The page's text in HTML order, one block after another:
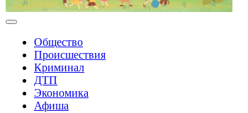
Общество
Происшествия
Криминал
ДТП
Экономика
Афиша